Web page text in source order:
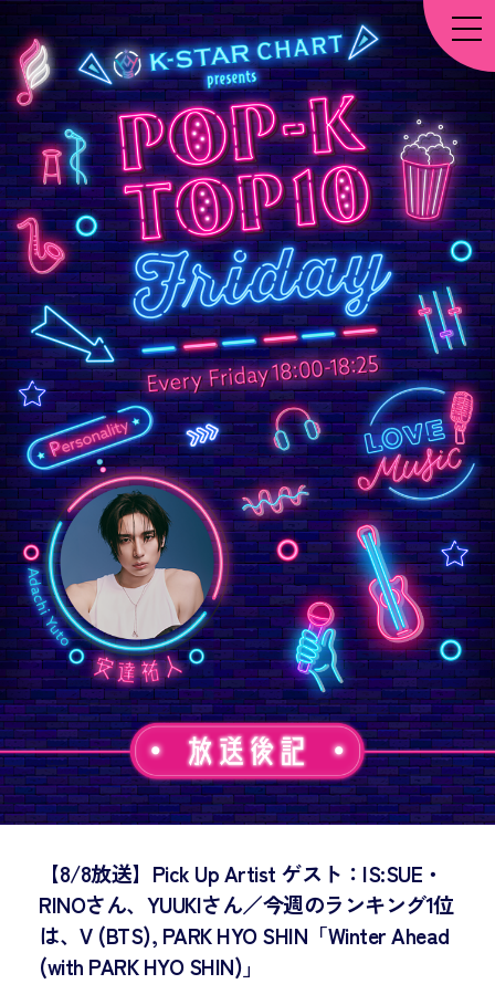
【8/8放送】Pick Up Artist ゲスト：IS:SUE・
RINOさん、YUUKIさん／今週のランキング1位
は、V (BTS), PARK HYO SHIN「Winter Ahead
(with PARK HYO SHIN)」